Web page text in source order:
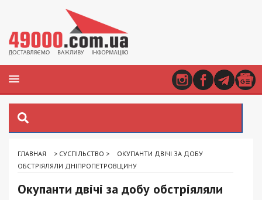
ГЛАВНАЯ > СУСПІЛЬСТВО >
ОКУПАНТИ ДВІЧІ ЗА ДОБУ
ОБСТРІЯЛЯЛИ ДНІПРОПЕТРОВЩИНУ
Окупанти двічі за добу обстріяляли